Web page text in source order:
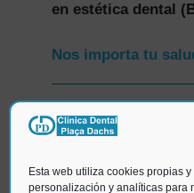
Esta web utiliza cookies propias
personalización y analíticas para
en estética dental
Nos importa tu
SÍGUENOS